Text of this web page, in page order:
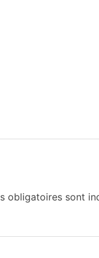
obligatoires sont